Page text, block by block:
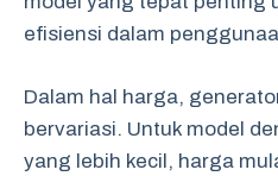
efisiensi dalam
Dalam hal harga,
bervariasi. Untuk model
yang lebih kecil, harga